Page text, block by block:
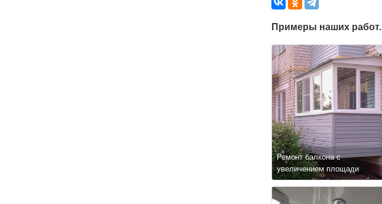
Примеры наших работ.
Ремонт балкона с
увеличением площади